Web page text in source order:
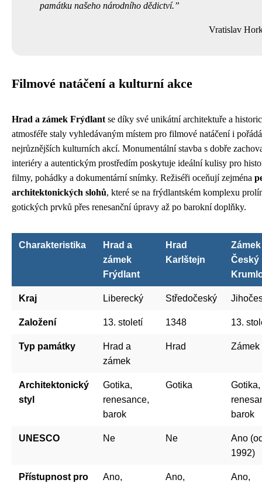
památku našeho národního dědictví.
Vratislav
Filmové natáčení a kulturní akce
Hrad a zámek Frýdlant se díky své unikátní architektuře a
atmosféře staly vyhledávaným místem pro filmové natáčení i
nejrůznějších kulturních akcí. Monumentální stavba s dobře
interiéry a autentickým prostředím poskytuje ideální kulisy pro
filmy, pohádky a dokumentární snímky. Režiséři oceňují zejména
architektonických slohů, které se na frýdlantském komplexu
gotických prvků přes renesanční úpravy až po barokní doplňky.
Charakteristika
Hrad a
zámek
Frýdlant
Hrad
Karlštejn
Zámek
Český
Kraj Liberecký Středočeský
Založení 13. století 1348 13.
Typ památky
Hrad a
zámek
Hrad Zámek
Architektonický
styl
Gotika,
renesance,
barok
Gotika
Gotika,
barok
UNESCO Ne Ne
Ano
1992)
Přístupnost pro
Ano,
Ano,
Ano,